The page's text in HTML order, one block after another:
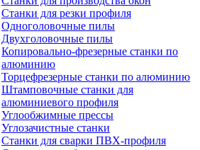
Станки для резки профиля
Одноголовочные пилы
Двухголовочные пилы
Копировально-фрезерные станки по
алюминию
Торцефрезерные станки по алюминию
Штамповочные станки для
алюминиевого профиля
Углообжимные прессы
Углозачистные станки
Станки для сварки ПВХ-профиля